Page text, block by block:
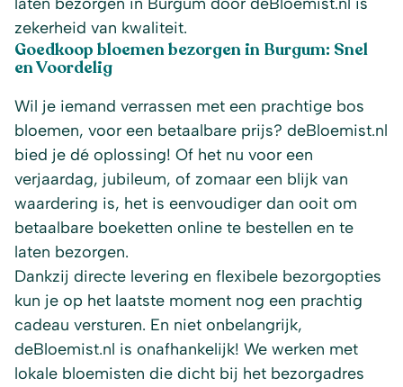
zekerheid van kwaliteit.
Goedkoop bloemen bezorgen in Burgum: Snel
en Voordelig
Wil je iemand verrassen met een prachtige bos
bloemen, voor een betaalbare prijs? deBloemist.nl
bied je dé oplossing! Of het nu voor een
verjaardag, jubileum, of zomaar een blijk van
waardering is, het is eenvoudiger dan ooit om
betaalbare boeketten online te bestellen en te
laten bezorgen.
Dankzij directe levering en flexibele bezorgopties
kun je op het laatste moment nog een prachtig
cadeau versturen. En niet onbelangrijk,
deBloemist.nl is onafhankelijk! We werken met
lokale bloemisten die dicht bij het bezorgadres